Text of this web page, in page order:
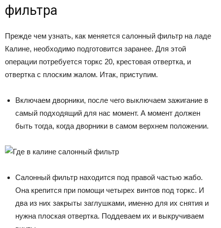
фильтра
Прежде чем узнать, как меняется салонный фильтр на ладе
Калине, необходимо подготовится заранее. Для этой
операции потребуется торкс 20, крестовая отвертка, и
отвертка с плоским жалом. Итак, приступим.
Включаем дворники, после чего выключаем зажигание в
самый подходящий для нас момент. А момент должен
быть тогда, когда дворники в самом верхнем положении.
Салонный фильтр находится под правой частью жабо.
Она крепится при помощи четырех винтов под торкс. И
два из них закрыты заглушками, именно для их снятия и
нужна плоская отвертка. Поддеваем их и выкручиваем